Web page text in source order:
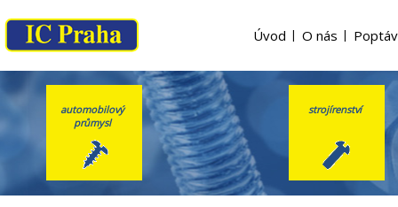
|
O nás
|
Úvod
automobilový
průmysl
strojírenství